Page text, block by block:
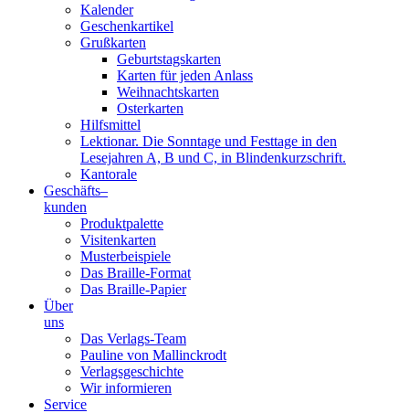
gGmbHKalender
Geschenkartikel
Grußkarten
Geburtstagskarten
Karten für jeden Anlass
Weihnachtskarten
Osterkarten
Hilfsmittel
Lektionar. Die Sonntage und Festtage in den
Lesejahren A, B und C, in Blindenkurzschrift.
Kantorale
Geschäfts­–
kunden
Produktpalette
Visitenkarten
Musterbeispiele
Das Braille-Format
Das Braille-Papier
Über
uns
Das Verlags-Team
Pauline von Mallinckrodt
Verlagsgeschichte
Wir informieren
Service